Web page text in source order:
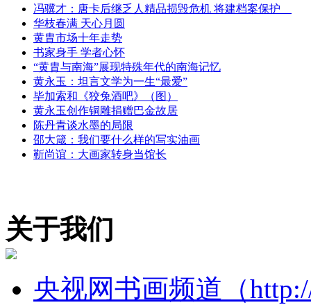
冯骥才：唐卡后继乏人精品损毁危机 将建档案保护
华枝春满 天心月圆
黄胄市场十年走势
书家身手 学者心怀
“黄胄与南海”展现特殊年代的南海记忆
黄永玉：坦言文学为一生“最爱”
毕加索和《狡兔酒吧》（图）
黄永玉创作铜雕捐赠巴金故居
陈丹青谈水墨的局限
邵大箴：我们要什么样的写实油画
靳尚谊：大画家转身当馆长
关于我们
央视网书画频道（